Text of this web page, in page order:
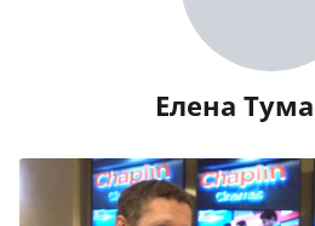
Елена